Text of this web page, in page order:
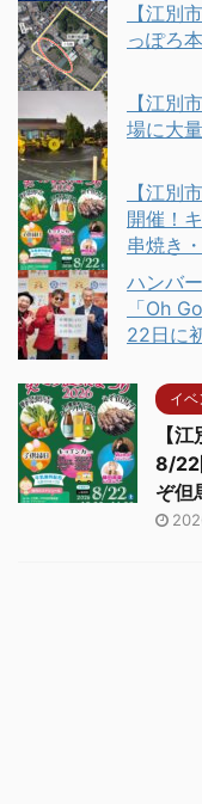
【江別
っぽろ
【江別
場に大
【江別
開催！
串焼き
ハンバ
「Oh
22日に
イベ
【
8/22
ぞ但